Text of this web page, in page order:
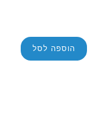
הוספה לסל